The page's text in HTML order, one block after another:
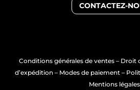
CONTACTEZ-
Conditions générales de ventes – Droit
d’expédition– Modes de paiement–
Mentions légales